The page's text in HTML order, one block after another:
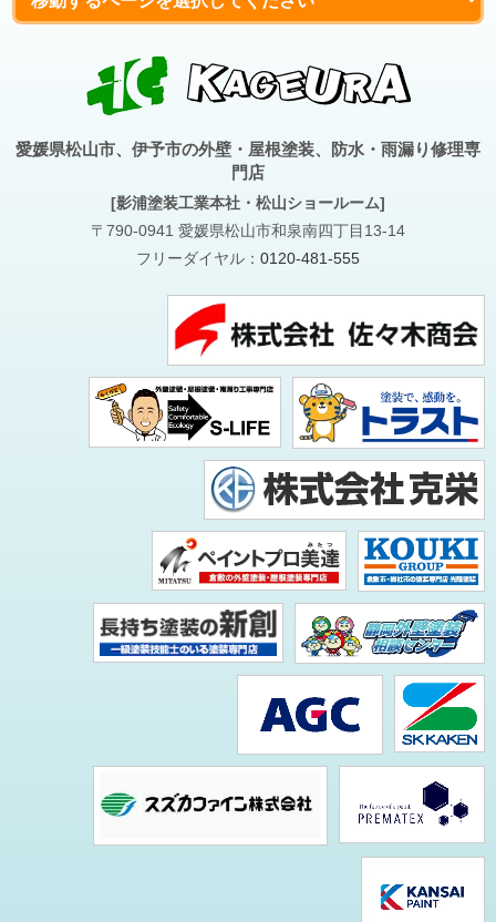
愛媛県松山市、伊予市の外壁・屋根塗装、防水・雨漏り修理専
門店
[影浦塗装工業本社・松山ショールーム]
〒790-0941 愛媛県松山市和泉南四丁目13-14
フリーダイヤル： 0120-481-555